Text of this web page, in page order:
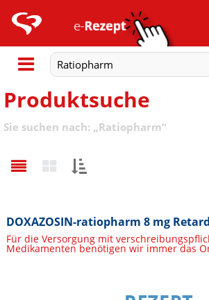
Produktsuche
Sie suchen nach: „Ratiopharm“
DOXAZOSIN-ratiopharm 8 mg
Für die Versorgung mit
Medikamenten benötigen wir immer das